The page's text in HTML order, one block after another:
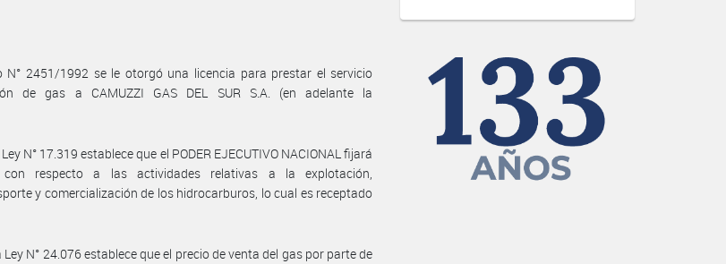
N° 2451/1992 se le otorgó una licencia para prestar el servicio
de gas a CAMUZZI GAS DEL SUR S.A. (en adelante la
N° 17.319 establece que el PODER EJECUTIVO NACIONAL fijará
respecto a las actividades relativas a la explotación,
y comercialización de los hidrocarburos, lo cual es receptado
N° 24.076 establece que el precio de venta del gas por parte de